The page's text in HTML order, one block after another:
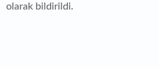
olarak bildirildi.